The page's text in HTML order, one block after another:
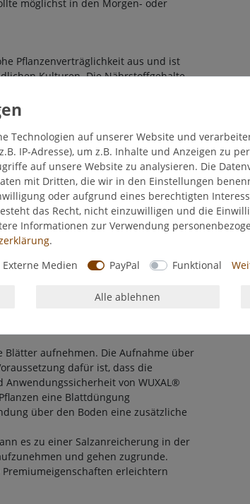
möglichst in den Morgen- oder
Pflanzenverträglichkeit aus und ist
Kulturen. Die Nährstoffgehalte
Gartenbau
an Kupfer, Bor, Mangan, Zink und
% Fe wasserlösliches Eisen als Chelat
Blatt anwendbar. Ein intelligentes
ein. Die Überchelatisierung des
wird, die Entstehung von
ein Blumentopf nur einen
Für optimales Wachstum sollten
der Wachstumsperiode (bei
im Winter weniger oder gar
Blätter aufnehmen. Die Aufnahme über
dafür ist, dass die
von WUXAL®
eine Blattdüngung
über den Boden eine zusätzliche
es zu einer Salzanreicherung in der
und gehen zugrunde.
erleichtern
Technologien auf unserer Website und
IP-Adresse), um z.B. Inhalte und Anzeigen zu
auf unsere Website zu analysieren. Die
mit Dritten, die wir in den Einstellungen
oder aufgrund eines berechtigten
das Recht, nicht einzuwilligen und die
Informationen zur Verwendung
.
Externe Medien PayPal Funktional
Alle ablehnen